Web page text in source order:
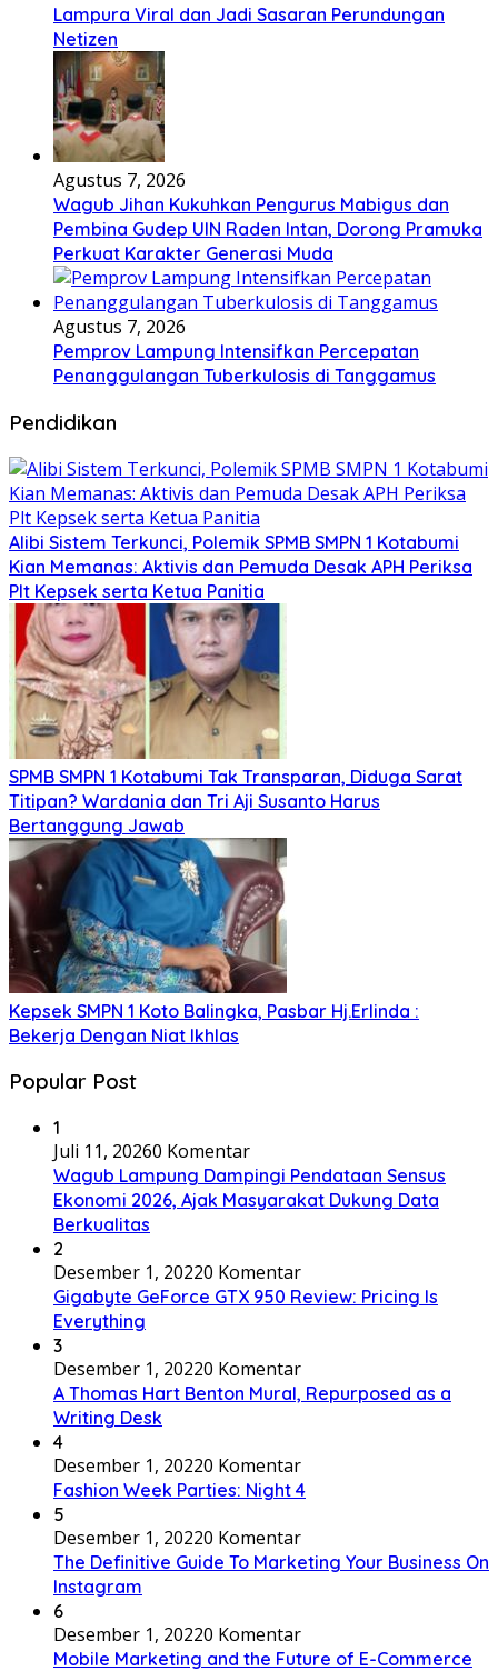
Lampura Viral dan Jadi Sasaran Perundungan
Netizen
Agustus 7, 2026
Wagub Jihan Kukuhkan Pengurus Mabigus dan
Pembina Gudep UIN Raden Intan, Dorong Pramuka
Perkuat Karakter Generasi Muda
Agustus 7, 2026
Pemprov Lampung Intensifkan Percepatan
Penanggulangan Tuberkulosis di Tanggamus
Pendidikan
Alibi Sistem Terkunci, Polemik SPMB SMPN 1 Kotabumi
Kian Memanas: Aktivis dan Pemuda Desak APH Periksa
Plt Kepsek serta Ketua Panitia
SPMB SMPN 1 Kotabumi Tak Transparan, Diduga Sarat
Titipan? Wardania dan Tri Aji Susanto Harus
Bertanggung Jawab
Kepsek SMPN 1 Koto Balingka, Pasbar Hj.Erlinda :
Bekerja Dengan Niat Ikhlas
Popular Post
1
Juli 11, 20260 Komentar
Wagub Lampung Dampingi Pendataan Sensus
Ekonomi 2026, Ajak Masyarakat Dukung Data
Berkualitas
2
Desember 1, 20220 Komentar
Gigabyte GeForce GTX 950 Review: Pricing Is
Everything
3
Desember 1, 20220 Komentar
A Thomas Hart Benton Mural, Repurposed as a
Writing Desk
4
Desember 1, 20220 Komentar
Fashion Week Parties: Night 4
5
Desember 1, 20220 Komentar
The Definitive Guide To Marketing Your Business On
Instagram
6
Desember 1, 20220 Komentar
Mobile Marketing and the Future of E-Commerce